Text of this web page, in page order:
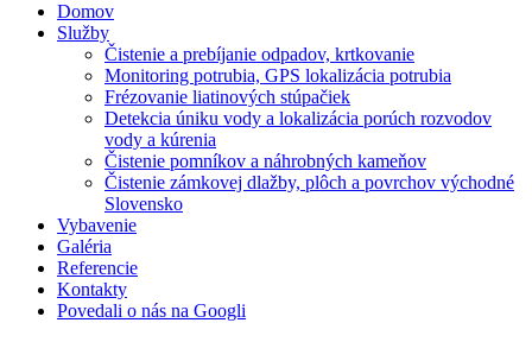
Domov
Služby
Čistenie a prebíjanie odpadov, krtkovanie
Monitoring potrubia, GPS lokalizácia potrubia
Frézovanie liatinových stúpačiek
Detekcia úniku vody a lokalizácia porúch rozvodov
vody a kúrenia
Čistenie pomníkov a náhrobných kameňov
Čistenie zámkovej dlažby, plôch a povrchov východné
Slovensko
Vybavenie
Galéria
Referencie
Kontakty
Povedali o nás na Googli